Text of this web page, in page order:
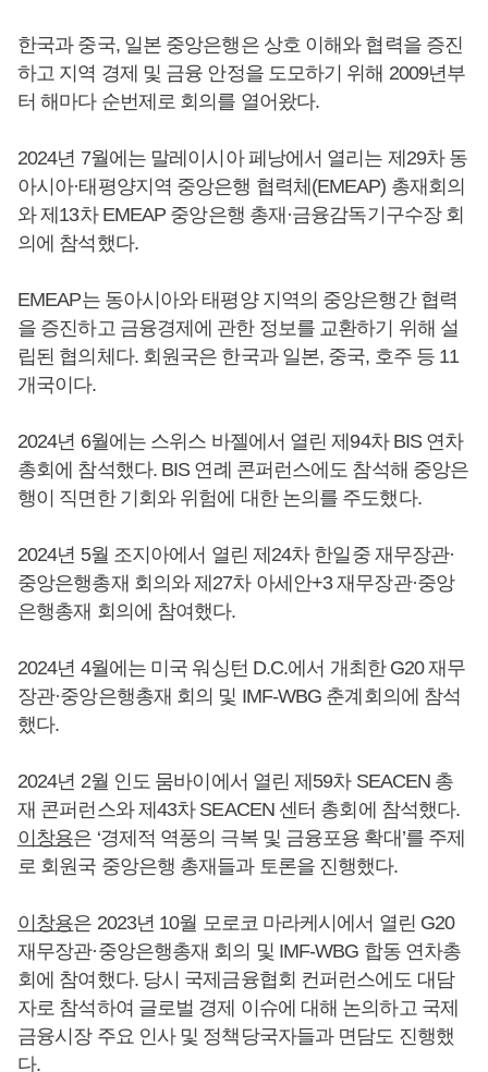
한국과 중국, 일본 중앙은행은 상호 이해와 협력을 증진
하고 지역 경제 및 금융 안정을 도모하기 위해 2009년부
터 해마다 순번제로 회의를 열어왔다.
2024년 7월에는 말레이시아 페낭에서 열리는 제29차 동
아시아·태평양지역 중앙은행 협력체(EMEAP) 총재회의
와 제13차 EMEAP 중앙은행 총재·금융감독기구수장 회
의에 참석했다.
EMEAP는 동아시아와 태평양 지역의 중앙은행간 협력
을 증진하고 금융경제에 관한 정보를 교환하기 위해 설
립된 협의체다. 회원국은 한국과 일본, 중국, 호주 등 11
개국이다.
2024년 6월에는 스위스 바젤에서 열린 제94차 BIS 연차
총회에 참석했다. BIS 연례 콘퍼런스에도 참석해 중앙은
행이 직면한 기회와 위험에 대한 논의를 주도했다.
2024년 5월 조지아에서 열린 제24차 한일중 재무장관·
중앙은행총재 회의와 제27차 아세안+3 재무장관·중앙
은행총재 회의에 참여했다.
2024년 4월에는 미국 워싱턴 D.C.에서 개최한 G20 재무
장관·중앙은행총재 회의 및 IMF-WBG 춘계회의에 참석
했다.
2024년 2월 인도 뭄바이에서 열린 제59차 SEACEN 총
재 콘퍼런스와 제43차 SEACEN 센터 총회에 참석했다.
이창용은 ‘경제적 역풍의 극복 및 금융포용 확대’를 주제
로 회원국 중앙은행 총재들과 토론을 진행했다.
이창용은 2023년 10월 모로코 마라케시에서 열린 G20
재무장관·중앙은행총재 회의 및 IMF-WBG 합동 연차총
회에 참여했다. 당시 국제금융협회 컨퍼런스에도 대담
자로 참석하여 글로벌 경제 이슈에 대해 논의하고 국제
금융시장 주요 인사 및 정책당국자들과 면담도 진행했
다.